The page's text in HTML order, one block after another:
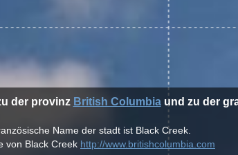
der provinz British Columbiaund zu der
Name der stadt ist Black Creek.
von Black Creek http://www.britishcolumbia.com